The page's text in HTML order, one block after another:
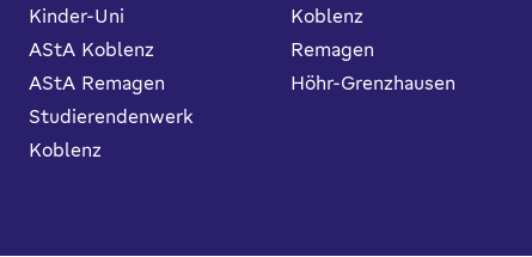
Kinder-Uni
AStA Koblenz
AStA Remagen
Studierendenwerk
Koblenz
Koblenz
Remagen
Höhr-Grenzhausen